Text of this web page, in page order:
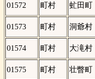
01572
町村 虻田町
01573
町村 洞爺村
01574
町村 大滝村
01575
町村 壮瞥町